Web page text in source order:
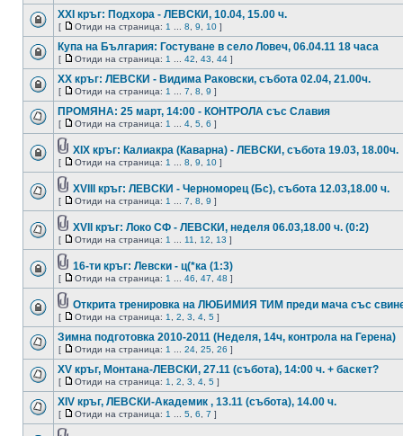
XXI кръг: Подхора - ЛЕВСКИ, 10.04, 15.00 ч.
[ Отиди на страница: 1 8 9 10 ]
Купа на България: Гостуване в село Ловеч, 06.04.11 18 часа
[ Отиди на страница: 1 42 43 44 ]
XX кръг: ЛЕВСКИ - Видима Раковски, събота 02.04, 21.00ч.
[ Отиди на страница: 1 7 8 9 ]
ПРОМЯНА: 25 март, 14:00 - КОНТРОЛА със Славия
[ Отиди на страница: 1 4 5 6 ]
XIX кръг: Калиакра (Каварна) - ЛЕВСКИ, събота 19.03, 18.00ч.
[ Отиди на страница: 1 8 9 10 ]
XVIII кръг: ЛЕВСКИ - Черноморец (Бс), събота 12.03,18.00 ч.
[ Отиди на страница: 1 7 8 9 ]
XVII кръг: Локо СФ - ЛЕВСКИ, неделя 06.03,18.00 ч. (0:2)
[ Отиди на страница: 1 11 12 13 ]
16-ти кръг: Левски - ц(*ка (1:3)
[ Отиди на страница: 1 46 47 48 ]
Открита тренировка на ЛЮБИМИЯ ТИМ преди мача със
[ Отиди на страница: 1 2 3 4 5 ]
Зимна подготовка 2010-2011 (Hеделя, 14ч, контрола на Герена)
[ Отиди на страница: 1 24 25 26 ]
XV кръг, Монтана-ЛЕВСКИ, 27.11 (събота), 14:00 ч. + баскет?
[ Отиди на страница: 1 2 3 4 5 ]
XIV кръг, ЛЕВСКИ-Академик , 13.11 (събота), 14.00 ч.
[ Отиди на страница: 1 5 6 7 ]